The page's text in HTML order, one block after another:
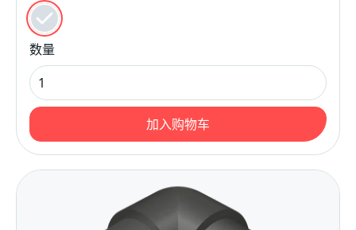
颜色
黑色的
数量
加入购物车